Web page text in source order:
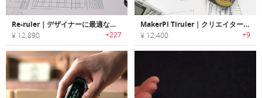
Re-ruler｜デザイナーに最適な多機能マルチルーラー「リ・ルーラー」
¥ 12,890 +227
MakerPi Tiruler｜クリエイターやデザイナーに最適な、多機能なチタン製ルーラー
¥ 12,400 +9